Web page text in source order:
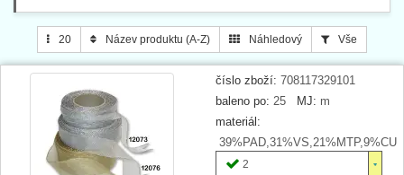
20 Název produktu (A-Z) Náhledový Vše
číslo zboží: 708117329101
baleno po: 25 MJ: m
materiál:
39%PAD,31%VS,21%MTP,9%CU
2